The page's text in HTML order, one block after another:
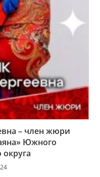
– член жюри
Южного